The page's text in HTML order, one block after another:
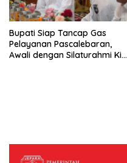
Bupati Siap Tancap Gas
Pelayanan Pascalebaran,
Awali dengan Silaturahmi Kiai